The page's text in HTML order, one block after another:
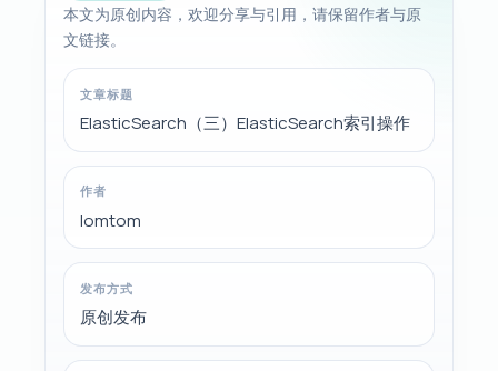
本文为原创内容，欢迎分享与引用，请保留作者与原
文链接。
文章标题
ElasticSearch（三）ElasticSearch索引操作
作者
lomtom
发布方式
原创发布